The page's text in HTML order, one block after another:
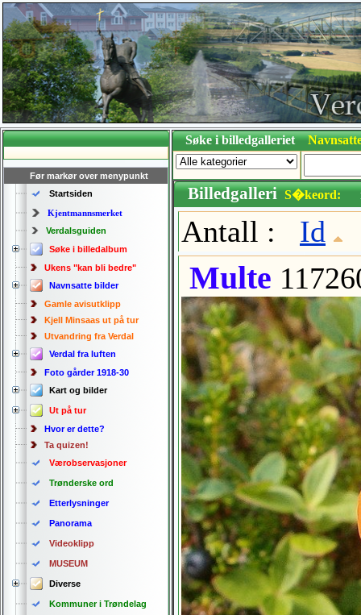
Før markør over menypunkt
Startsiden
Kjentmannsmerket
Verdalsguiden
Søke i billedalbum
Ukens "kan bli bedre"
Navnsatte bilder
Gamle avisutklipp
Kjell Minsaas ut på tur
Utvandring fra Verdal
Verdal fra luften
Foto gårder 1918-30
Kart og bilder
Ut på tur
Hvor er dette?
Ta quizen!
Værobservasjoner
Trønderske ord
Etterlysninger
Panorama
Videoklipp
MUSEUM
Diverse
Kommuner i Trøndelag
Søke i billedgalleriet
Billedgalleri S�keord:
Antall : Id
Multe